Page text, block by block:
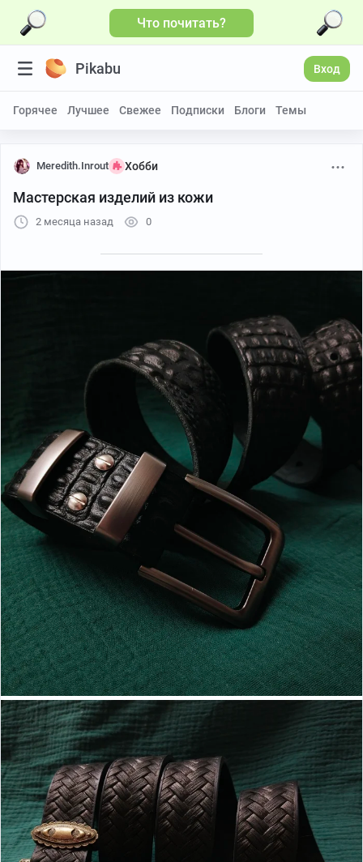
Что почитать?
Pikabu Вход
Горячее Лучшее Свежее Подписки Блоги Темы
Meredith.Inrout Хобби
Мастерская изделий из кожи
2 месяца назад 0